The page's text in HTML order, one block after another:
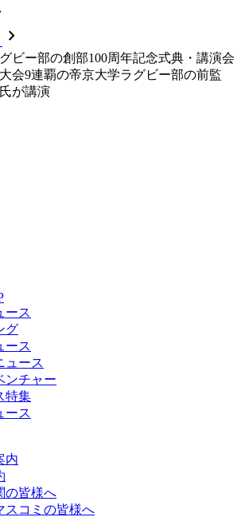
chevron_forward
ビー部の創部100周年記念式典・講演会
会9連覇の帝京大学ラグビー部の前監
が講演
ース
グ
ース
ュース
ンチャー
特集
ース
内
の皆様へ
スコミの皆様へ